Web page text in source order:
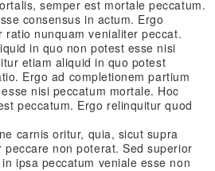
semper est mortale peccatum.
consensus in actum. Ergo
nunquam venialiter peccat.
in quo non potest esse nisi
etiam aliquid in quo potest
Ergo ad completionem partium
nisi peccatum mortale. Hoc
peccatum. Ergo relinquitur quod
carnis oritur, quia, sicut supra
non poterat. Sed superior
ipsa peccatum veniale esse non